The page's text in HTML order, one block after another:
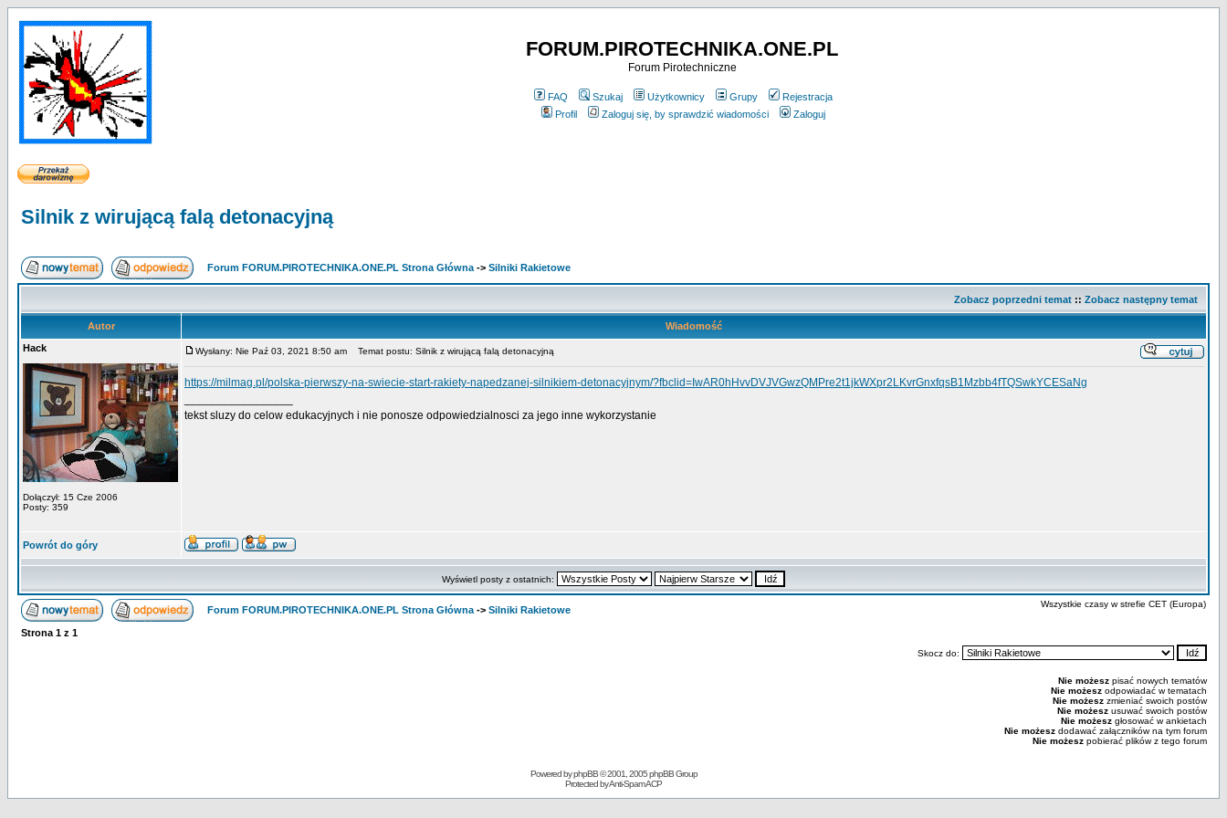
FORUM.PIROTECHNIKA.ONE.PL
Forum Pirotechniczne
FAQ Szukaj Użytkownicy Grupy
Rejestracja
Profil
Zaloguj się, by sprawdzić wiadomości Zaloguj
Silnik z wirującą falą detonacyjną
Forum FORUM.PIROTECHNIKA.ONE.PL Strona Główna -> Silniki Rakietowe
Zobacz poprzedni temat :: Zobacz następny temat
Autor
Wiadomość
Hack
Dołączył: 15 Cze 2006
Posty: 359
Wysłany: Nie Paź 03, 2021 8:50 am Temat postu: Silnik z wirującą falą detonacyjną
https://milmag.pl/polska-pierwszy-na-swiecie-start-rakiety-napedzanej-silnikiem-detonacyjnym/?fbclid=IwAR0hHvvDVJVGwzQMPre2t1jkWXpr2LKvrGnxfqsB1Mzbb4fTQSwkYCESaNg
tekst sluzy do celow edukacyjnych i nie ponosze odpowiedzialnosci za jego inne wykorzystanie
Powrót do góry
Wyświetl posty z ostatnich:
Forum FORUM.PIROTECHNIKA.ONE.PL Strona Główna -> Silniki Rakietowe
Wszystkie czasy w strefie CET (Europa)
Strona 1 z 1
Skocz do:
Nie możesz pisać nowych tematów
Nie możesz odpowiadać w tematach
Nie możesz zmieniać swoich postów
Nie możesz usuwać swoich postów
Nie możesz głosować w ankietach
Nie możesz dodawać załączników na tym forum
Nie możesz pobierać plików z tego forum
Powered byphpBB© 2001, 2005 phpBB Group
Protected byAnti-Spam ACP